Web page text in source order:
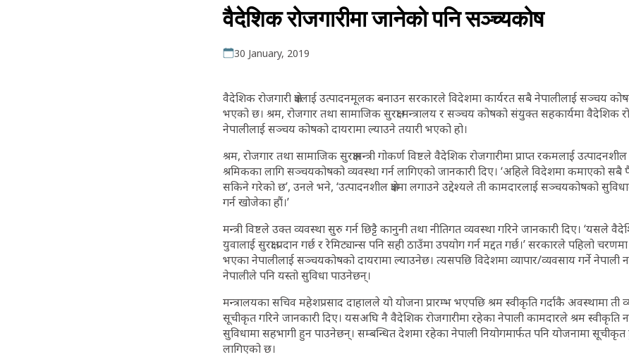
वैदेशिक रोजगारीमा जानेको पनि सञ्च्यकोष
30 January, 2019
वैदेशिक रोजगारी क्षेत्रलाई उत्पादनमूलक बनाउन सरकारले विदेशमा कार्यरत सबै नेपालीलाई सञ्चय
भएको छ। श्रम, रोजगार तथा सामाजिक सुरक्षा मन्त्रालय र सञ्चय कोषको संयुक्त सहकार्यमा वैदेशिक
नेपालीलाई सञ्चय कोषको दायरामा ल्याउने तयारी भएको हो।
श्रम, रोजगार तथा सामाजिक सुरक्षामन्त्री गोकर्ण विष्टले वैदेशिक रोजगारीमा प्राप्त रकमलाई उत्पादनशील
श्रमिकका लागि सञ्चयकोषको व्यवस्था गर्न लागिएको जानकारी दिए। ‘अहिले विदेशमा कमाएको सबै
सकिने गरेको छ’, उनले भने, ‘उत्पादनशील क्षेत्रमा लगाउने उद्देश्यले ती कामदारलाई सञ्चयकोषको
गर्न खोजेका हौं।’
मन्त्री विष्टले उक्त व्यवस्था सुरु गर्न छिट्टै कानुनी तथा नीतिगत व्यवस्था गरिने जानकारी दिए। ‘यसले
युवालाई सुरक्षा प्रदान गर्छ र रेमिट्यान्स पनि सही ठाउँमा उपयोग गर्न मद्दत गर्छ।’ सरकारले पहिलो
भएका नेपालीलाई सञ्चयकोषको दायरामा ल्याउनेछ। त्यसपछि विदेशमा व्यापार/व्यवसाय गर्ने नेपाली
नेपालीले पनि यस्तो सुविधा पाउनेछन्।
मन्त्रालयका सचिव महेशप्रसाद दाहालले यो योजना प्रारम्भ भएपछि श्रम स्वीकृति गर्दाकै अवस्थामा ती
सूचीकृत गरिने जानकारी दिए। यसअघि नै वैदेशिक रोजगारीमा रहेका नेपाली कामदारले श्रम स्वीकृति
सुविधामा सहभागी हुन पाउनेछन्। सम्बन्धित देशमा रहेका नेपाली नियोगमार्फत पनि योजनामा
लागिएको छ।